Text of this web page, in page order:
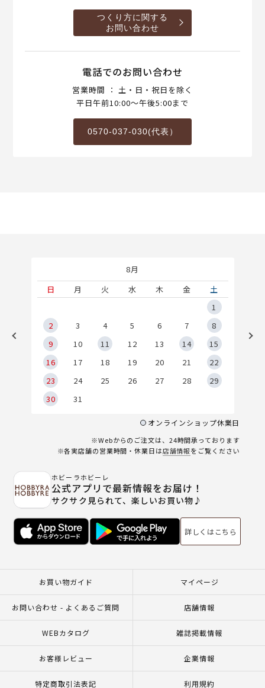
つくり方に関する
お問い合わせ
電話でのお問い合わせ
営業時間 ： 土・日・祝日を除く
平日午前10:00～午後5:00まで
0570-037-030(代表）
8月
日
月 火 水 木 金
土
1
2
3 4 5 6 7
8
9
10 11 12 13 14
15
16
17 18 19 20 21
22
23
24 25 26 27 28
29
30
31
オンラインショップ休業日
※Webからのご注文は、24時間承っております
※各実店舗の営業時間・休業日は店舗情報をご覧ください
ホビーラホビーレ
公式アプリで最新情報をお届け！
サクサク見られて、楽しいお買い物♪
詳しくはこちら
お買い物ガイド マイページ
お問い合わせ - よくあるご質問 店舗情報
WEBカタログ 雑誌掲載情報
お客様レビュー 企業情報
特定商取引法表記 利用規約